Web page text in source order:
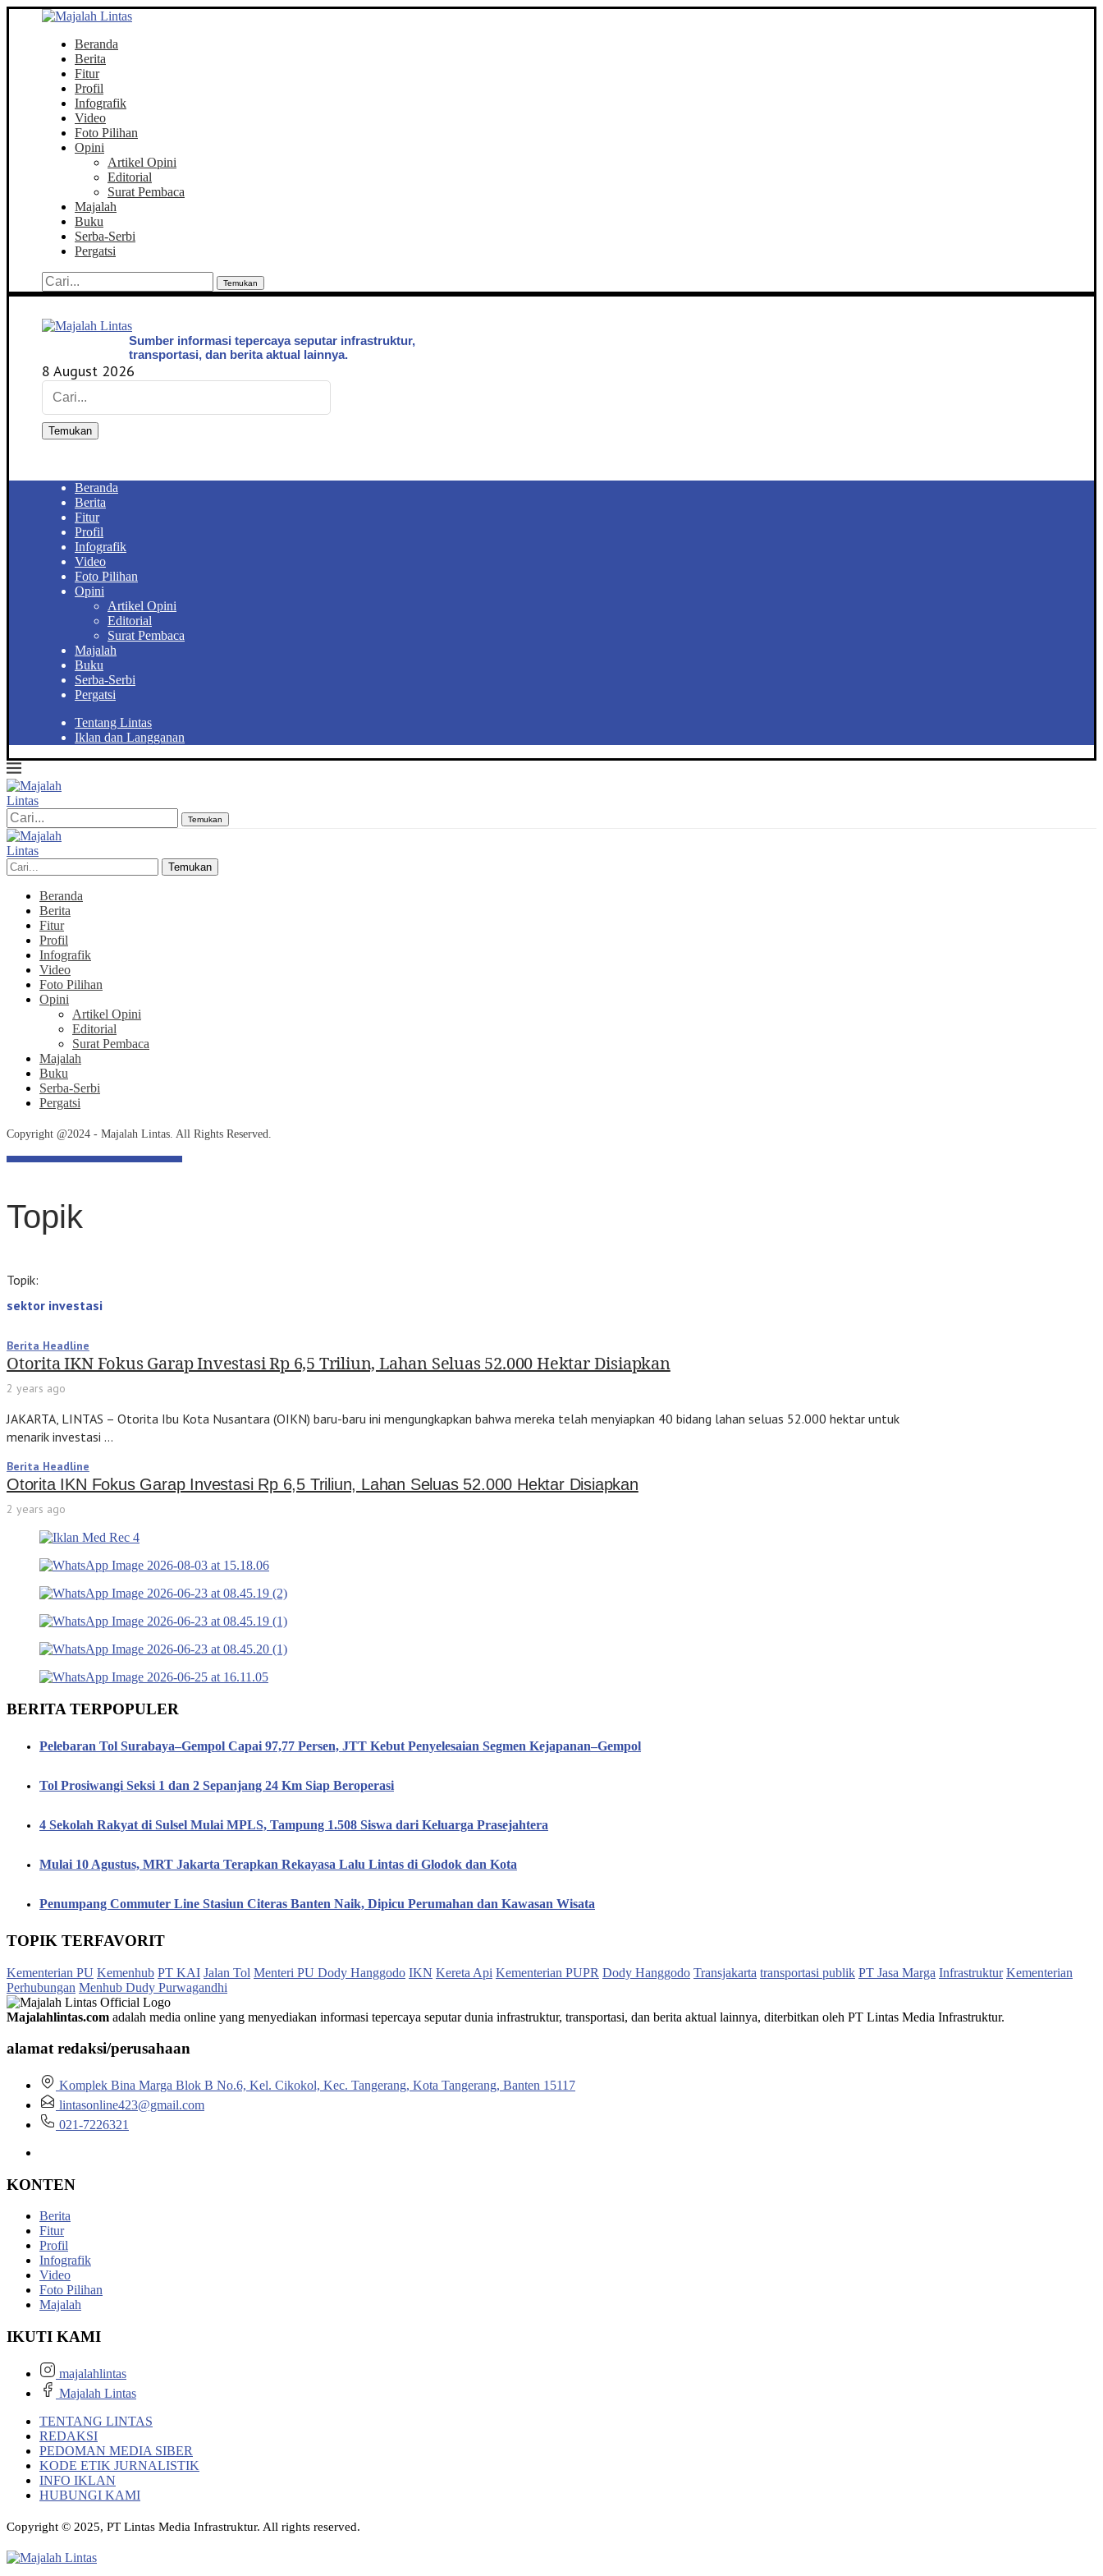
Beranda
Berita
Fitur
Profil
Infografik
Video
Foto Pilihan
Opini
Artikel Opini
Editorial
Surat Pembaca
Majalah
Buku
Serba-Serbi
Pergatsi
Temukan
Sumber informasi tepercaya seputar infrastruktur,
transportasi, dan berita aktual lainnya.
8 August 2026
Temukan
Beranda
Berita
Fitur
Profil
Infografik
Video
Foto Pilihan
Opini
Artikel Opini
Editorial
Surat Pembaca
Majalah
Buku
Serba-Serbi
Pergatsi
Tentang Lintas
Iklan dan Langganan
Temukan
Temukan
Beranda
Berita
Fitur
Profil
Infografik
Video
Foto Pilihan
Opini
Artikel Opini
Editorial
Surat Pembaca
Majalah
Buku
Serba-Serbi
Pergatsi
Copyright @2024 - Majalah Lintas. All Rights Reserved.
Topik
Topik:
sektor investasi
Berita Headline
Otorita IKN Fokus Garap Investasi Rp 6,5 Triliun, Lahan Seluas 52.000 Hektar Disiapkan
2 years ago
JAKARTA, LINTAS – Otorita Ibu Kota Nusantara (OIKN) baru-baru ini mengungkapkan bahwa mereka telah menyiapkan 40 bidang lahan seluas 52.000 hektar untuk
menarik investasi …
Berita Headline
Otorita IKN Fokus Garap Investasi Rp 6,5 Triliun, Lahan Seluas 52.000 Hektar Disiapkan
2 years ago
BERITA TERPOPULER
Pelebaran Tol Surabaya–Gempol Capai 97,77 Persen, JTT Kebut Penyelesaian Segmen Kejapanan–Gempol
Tol Prosiwangi Seksi 1 dan 2 Sepanjang 24 Km Siap Beroperasi
4 Sekolah Rakyat di Sulsel Mulai MPLS, Tampung 1.508 Siswa dari Keluarga Prasejahtera
Mulai 10 Agustus, MRT Jakarta Terapkan Rekayasa Lalu Lintas di Glodok dan Kota
Penumpang Commuter Line Stasiun Citeras Banten Naik, Dipicu Perumahan dan Kawasan Wisata
TOPIK TERFAVORIT
Kementerian PU Kemenhub PT KAI Jalan Tol Menteri PU Dody Hanggodo IKN Kereta Api Kementerian PUPR Dody Hanggodo Transjakarta transportasi publik PT Jasa Marga Infrastruktur Kementerian
Perhubungan Menhub Dudy Purwagandhi
Majalahlintas.com adalah media online yang menyediakan informasi tepercaya seputar dunia infrastruktur, transportasi, dan berita aktual lainnya, diterbitkan oleh PT Lintas Media Infrastruktur.
alamat redaksi/perusahaan
Komplek Bina Marga Blok B No.6, Kel. Cikokol, Kec. Tangerang, Kota Tangerang, Banten 15117
lintasonline423@gmail.com
021-7226321
KONTEN
Berita
Fitur
Profil
Infografik
Video
Foto Pilihan
Majalah
IKUTI KAMI
majalahlintas
Majalah Lintas
TENTANG LINTAS
REDAKSI
PEDOMAN MEDIA SIBER
KODE ETIK JURNALISTIK
INFO IKLAN
HUBUNGI KAMI
Copyright © 2025, PT Lintas Media Infrastruktur. All rights reserved.